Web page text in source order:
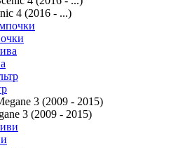
4 (2016 - ...)
3 (2009 - 2015)